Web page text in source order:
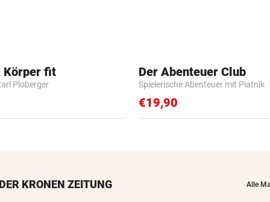
Körper fit
Ploberger
Der Abenteuer Club
Spielerische Abenteuer mit Piatnik
€19,90
KRONEN ZEITUNG Alle